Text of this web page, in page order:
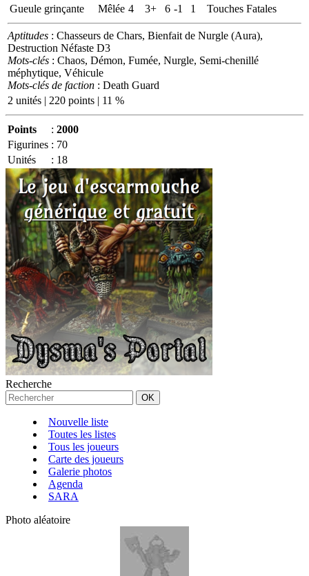
Gueule grinçante
Mêlée 4 3+ 6 -1 1 Touches Fatales
Aptitudes : Chasseurs de Chars, Bienfait de Nurgle (Aura),
Destruction Néfaste D3
Mots-clés : Chaos, Démon, Fumée, Nurgle, Semi-chenillé
méphytique, Véhicule
Mots-clés de faction : Death Guard
2 unités | 220 points | 11 %
Points : 2000
Figurines : 70
Unités
: 18
Recherche
Nouvelle liste
Toutes les listes
Tous les joueurs
Carte des joueurs
Galerie photos
Agenda
SARA
Photo aléatoire